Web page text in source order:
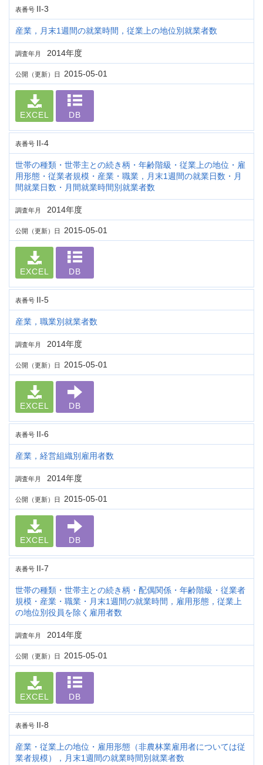
表番号 II-3
産業，月末1週間の就業時間，従業上の地位別就業者数
調査年月 2014年度
公開（更新）日 2015-05-01
EXCEL DB
表番号 II-4
世帯の種類・世帯主との続き柄・年齢階級・従業上の地位・雇
用形態・従業者規模・産業・職業，月末1週間の就業日数・月
間就業日数・月間就業時間別就業者数
調査年月 2014年度
公開（更新）日 2015-05-01
EXCEL DB
表番号 II-5
産業，職業別就業者数
調査年月 2014年度
公開（更新）日 2015-05-01
EXCEL DB
表番号 II-6
産業，経営組織別雇用者数
調査年月 2014年度
公開（更新）日 2015-05-01
EXCEL DB
表番号 II-7
世帯の種類・世帯主との続き柄・配偶関係・年齢階級・従業者
規模・産業・職業・月末1週間の就業時間，雇用形態，従業上
の地位別役員を除く雇用者数
調査年月 2014年度
公開（更新）日 2015-05-01
EXCEL DB
表番号 II-8
産業・従業上の地位・雇用形態（非農林業雇用者については従
業者規模），月末1週間の就業時間別就業者数